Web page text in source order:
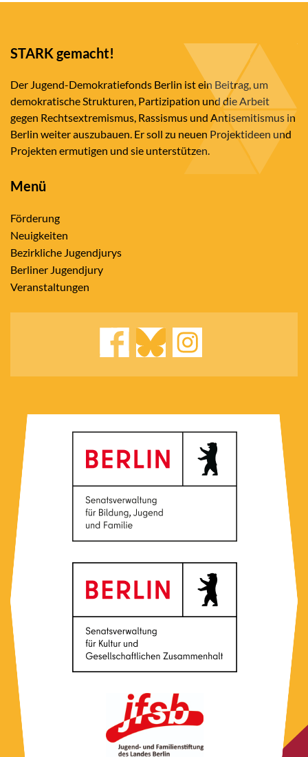
STARK gemacht!
Der Jugend-Demokratiefonds Berlin ist ein Beitrag, um
demokratische Strukturen, Partizipation und die Arbeit
gegen Rechtsextremismus, Rassismus und Antisemitismus in
Berlin weiter auszubauen. Er soll zu neuen Projektideen und
Projekten ermutigen und sie unterstützen.
Menü
Förderung
Neuigkeiten
Bezirkliche Jugendjurys
Berliner Jugendjury
Veranstaltungen